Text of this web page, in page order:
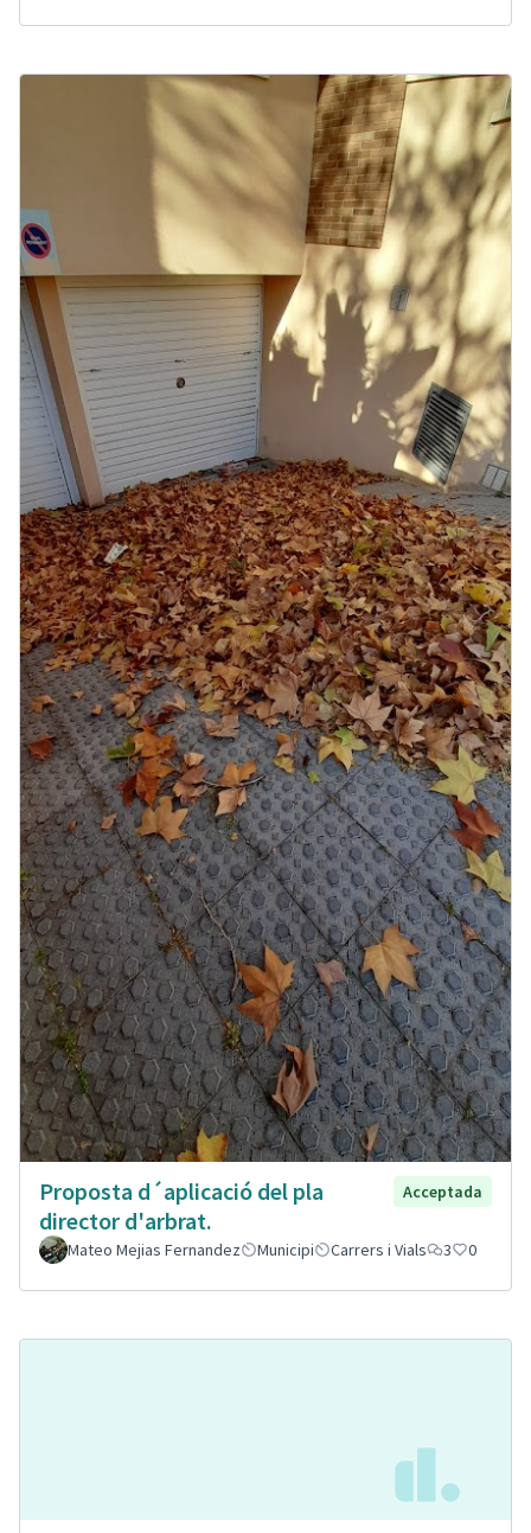
Proposta d´aplicació del pla
director d'arbrat.
Acceptada
Mateo Mejias Fernandez Municipi Carrers i Vials 3 0